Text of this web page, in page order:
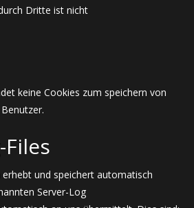
Dritte ist nicht
keine Cookies zum speichern von
und speichert automatisch
Server-Log